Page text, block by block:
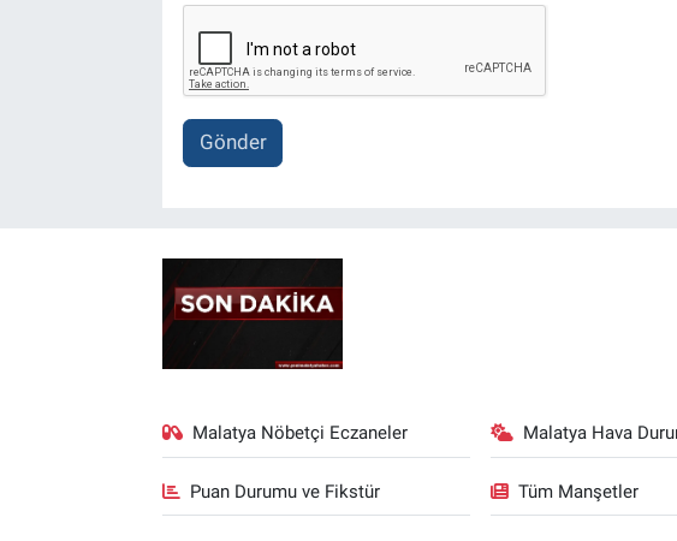
Gönder
Malatya Nöbetçi Eczaneler Malatya Hava
Puan Durumu ve Fikstür Tüm Manşetler